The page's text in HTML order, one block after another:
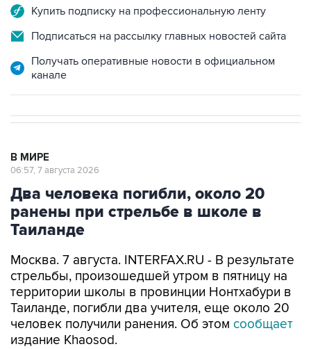
Купить подписку на профессиональную ленту
Подписаться на рассылку главных новостей сайта
Получать оперативные новости в официальном
канале
В МИРЕ
06:57, 7 августа 2026
Два человека погибли, около 20
ранены при стрельбе в школе в
Таиланде
Москва. 7 августа. INTERFAX.RU - В результате
стрельбы, произошедшей утром в пятницу на
территории школы в провинции Нонтхабури в
Таиланде, погибли два учителя, еще около 20
человек получили ранения. Об этом сообщает
издание Khaosod.